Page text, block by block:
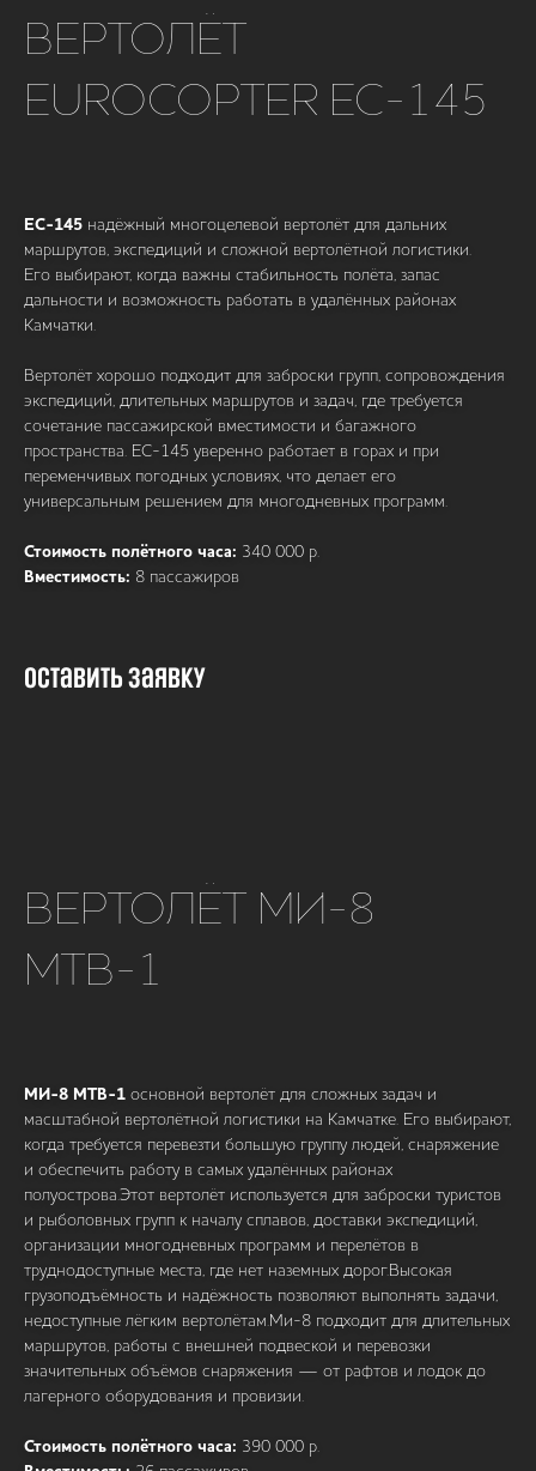
ВЕРТОЛЁТ
EUROCOPTER EC-145
EC-145 надёжный многоцелевой вертолёт для дальних
маршрутов, экспедиций и сложной вертолётной логистики.
Его выбирают, когда важны стабильность полёта, запас
дальности и возможность работать в удалённых районах
Камчатки.
Вертолёт хорошо подходит для заброски групп, сопровождения
экспедиций, длительных маршрутов и задач, где требуется
сочетание пассажирской вместимости и багажного
пространства. EC-145 уверенно работает в горах и при
переменчивых погодных условиях, что делает его
универсальным решением для многодневных программ.
Стоимость полётного часа: 340 000 р.
Вместимость: 8 пассажиров
Оставить заявку
ВЕРТОЛЁТ МИ-8
МТВ-1
МИ-8 МТВ-1 основной вертолёт для сложных задач и
масштабной вертолётной логистики на Камчатке. Его выбирают,
когда требуется перевезти большую группу людей, снаряжение
и обеспечить работу в самых удалённых районах
полуострова.Этот вертолёт используется для заброски туристов
и рыболовных групп к началу сплавов, доставки экспедиций,
организации многодневных программ и перелётов в
труднодоступные места, где нет наземных дорог.Высокая
грузоподъёмность и надёжность позволяют выполнять задачи,
недоступные лёгким вертолётам.Ми-8 подходит для длительных
маршрутов, работы с внешней подвеской и перевозки
значительных объёмов снаряжения — от рафтов и лодок до
лагерного оборудования и провизии.
Стоимость полётного часа: 390 000 р.